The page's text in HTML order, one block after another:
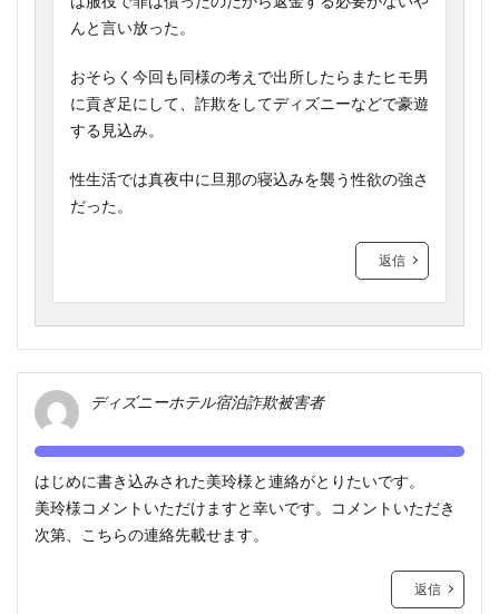
んと言い放った。
おそらく今回も同様の考えで出所したらまたヒモ男
に貢ぎ足にして、詐欺をしてディズニーなどで豪遊
する見込み。
性生活では真夜中に旦那の寝込みを襲う性欲の強さ
だった。
返信
ディズニーホテル宿泊詐欺被害者
はじめに書き込みされた美玲様と連絡がとりたいです。
美玲様コメントいただけますと幸いです。コメントいただき
次第、こちらの連絡先載せます。
返信